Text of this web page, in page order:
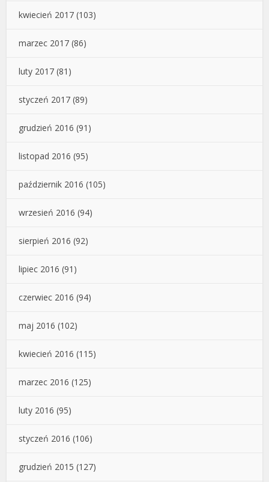
kwiecień 2017 (103)
marzec 2017 (86)
luty 2017 (81)
styczeń 2017 (89)
grudzień 2016 (91)
listopad 2016 (95)
październik 2016 (105)
wrzesień 2016 (94)
sierpień 2016 (92)
lipiec 2016 (91)
czerwiec 2016 (94)
maj 2016 (102)
kwiecień 2016 (115)
marzec 2016 (125)
luty 2016 (95)
styczeń 2016 (106)
grudzień 2015 (127)